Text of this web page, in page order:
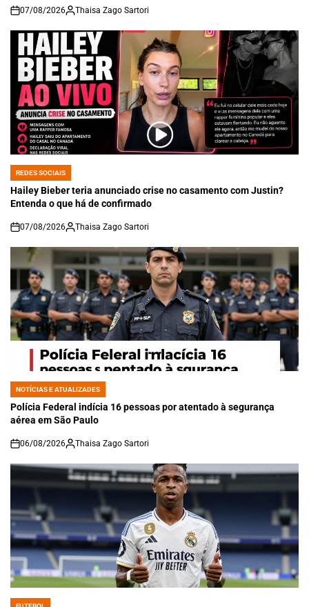
on
07/08/2026 Thaisa Zago Sartori
POSTED
IN
REDES SOCIAIS
Hailey Bieber teria anunciado crise no casamento com Justin?
Entenda o que há de confirmado
on
07/08/2026 Thaisa Zago Sartori
POSTED
IN
NOTÍCIAS E ATUALIZADES
Polícia Federal indícia 16 pessoas por atentado à segurança
aérea em São Paulo
on
06/08/2026 Thaisa Zago Sartori